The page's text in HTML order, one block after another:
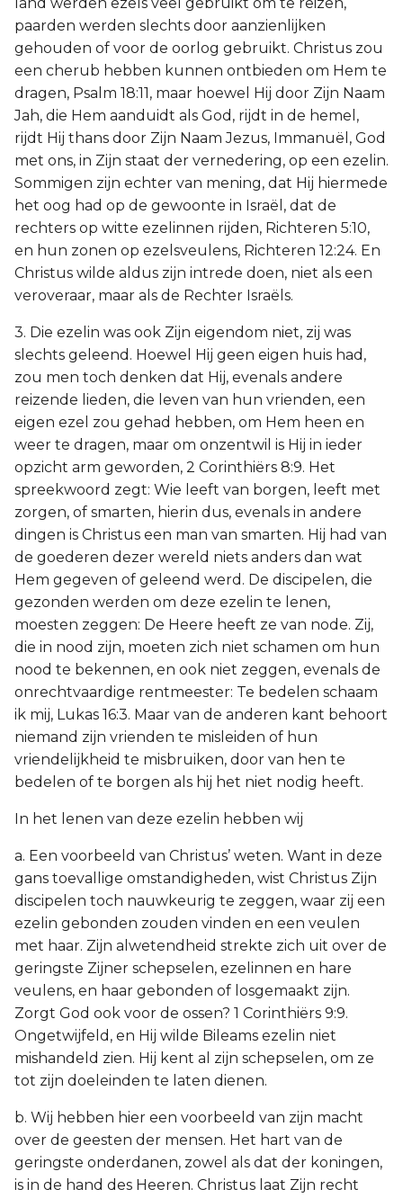
paarden werden slechts door aanzienlijken
gehouden of voor de oorlog gebruikt. Christus zou
een cherub hebben kunnen ontbieden om Hem te
dragen, Psalm 18:11, maar hoewel Hij door Zijn Naam
Jah, die Hem aanduidt als God, rijdt in de hemel,
rijdt Hij thans door Zijn Naam Jezus, Immanuël, God
met ons, in Zijn staat der vernedering, op een ezelin.
Sommigen zijn echter van mening, dat Hij hiermede
het oog had op de gewoonte in Israël, dat de
rechters op witte ezelinnen rijden, Richteren 5:10,
en hun zonen op ezelsveulens, Richteren 12:24. En
Christus wilde aldus zijn intrede doen, niet als een
veroveraar, maar als de Rechter Israëls.
3. Die ezelin was ook Zijn eigendom niet, zij was
slechts geleend. Hoewel Hij geen eigen huis had,
zou men toch denken dat Hij, evenals andere
reizende lieden, die leven van hun vrienden, een
eigen ezel zou gehad hebben, om Hem heen en
weer te dragen, maar om onzentwil is Hij in ieder
opzicht arm geworden, 2 Corinthiërs 8:9. Het
spreekwoord zegt: Wie leeft van borgen, leeft met
zorgen, of smarten, hierin dus, evenals in andere
dingen is Christus een man van smarten. Hij had van
de goederen dezer wereld niets anders dan wat
Hem gegeven of geleend werd. De discipelen, die
gezonden werden om deze ezelin te lenen,
moesten zeggen: De Heere heeft ze van node. Zij,
die in nood zijn, moeten zich niet schamen om hun
nood te bekennen, en ook niet zeggen, evenals de
onrechtvaardige rentmeester: Te bedelen schaam
ik mij, Lukas 16:3. Maar van de anderen kant behoort
niemand zijn vrienden te misleiden of hun
vriendelijkheid te misbruiken, door van hen te
bedelen of te borgen als hij het niet nodig heeft.
In het lenen van deze ezelin hebben wij
a. Een voorbeeld van Christus’ weten. Want in deze
gans toevallige omstandigheden, wist Christus Zijn
discipelen toch nauwkeurig te zeggen, waar zij een
ezelin gebonden zouden vinden en een veulen
met haar. Zijn alwetendheid strekte zich uit over de
geringste Zijner schepselen, ezelinnen en hare
veulens, en haar gebonden of losgemaakt zijn.
Zorgt God ook voor de ossen? 1 Corinthiërs 9:9.
Ongetwijfeld, en Hij wilde Bileams ezelin niet
mishandeld zien. Hij kent al zijn schepselen, om ze
tot zijn doeleinden te laten dienen.
b. Wij hebben hier een voorbeeld van zijn macht
over de geesten der mensen. Het hart van de
geringste onderdanen, zowel als dat der koningen,
is in de hand des Heeren. Christus laat Zijn recht